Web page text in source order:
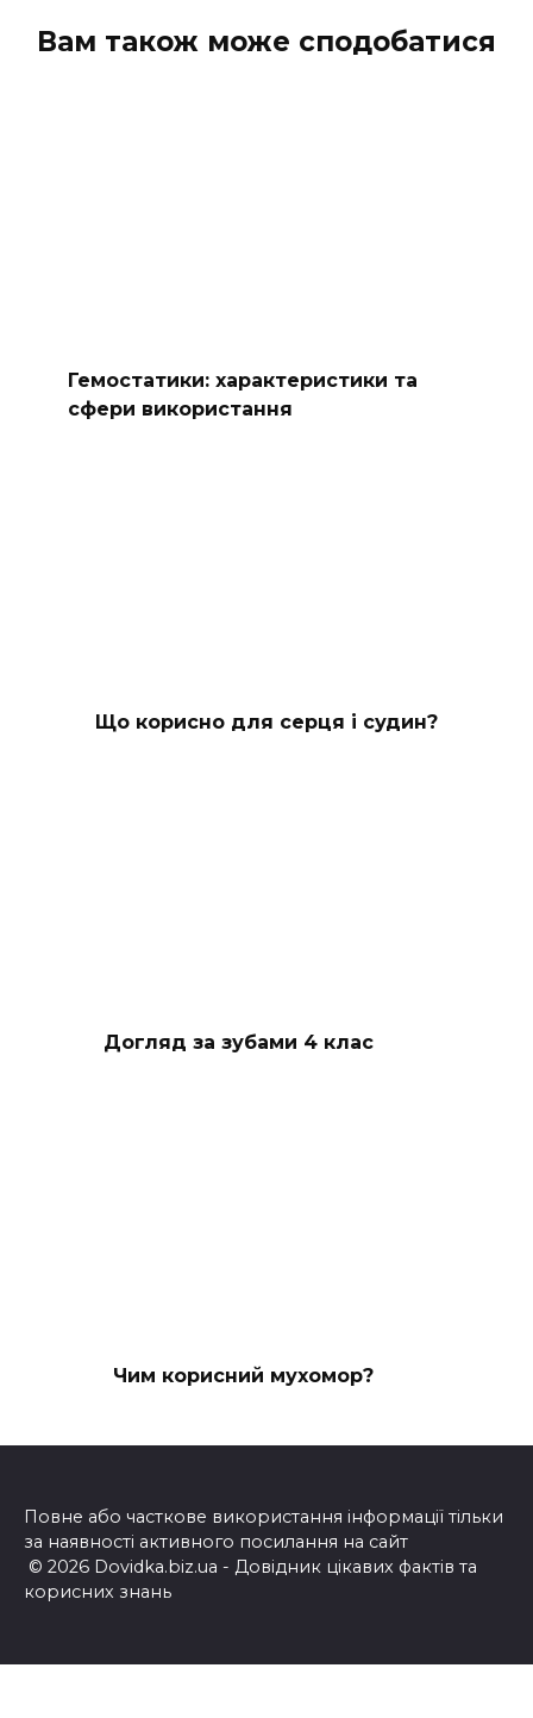
Вам також може сподобатися
Гемостатики: характеристики та
сфери використання
Що корисно для серця і судин?
Догляд за зубами 4 клас
Чим корисний мухомор?
Повне або часткове використання інформації тільки
за наявності активного посилання на сайт
© 2026 Dovidka.biz.ua - Довідник цікавих фактів та
корисних знань